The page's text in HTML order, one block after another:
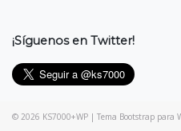
¡Síguenos en Twitter!
© 2026 KS7000+WP | Tema Bootstrap para